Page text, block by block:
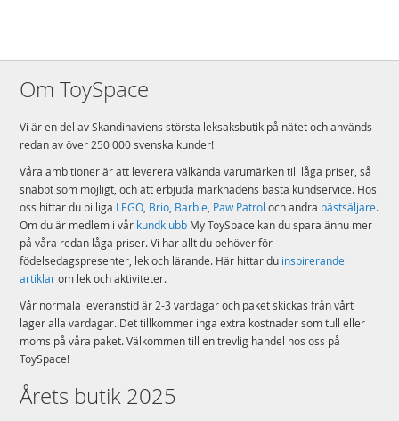
Om ToySpace
Vi är en del av Skandinaviens största leksaksbutik på nätet och används
redan av över 250 000 svenska kunder!
Våra ambitioner är att leverera välkända varumärken till låga priser, så
snabbt som möjligt, och att erbjuda marknadens bästa kundservice. Hos
oss hittar du billiga LEGO, Brio, Barbie, Paw Patrol och andra bästsäljare.
Om du är medlem i vår kundklubb My ToySpace kan du spara ännu mer
på våra redan låga priser. Vi har allt du behöver för
födelsedagspresenter, lek och lärande. Här hittar du inspirerande
artiklarom lek och aktiviteter.
Vår normala leveranstid är 2-3 vardagar och paket skickas från vårt
lager alla vardagar. Det tillkommer inga extra kostnader som tull eller
moms på våra paket. Välkommen till en trevlig handel hos oss på
ToySpace!
Årets butik 2025